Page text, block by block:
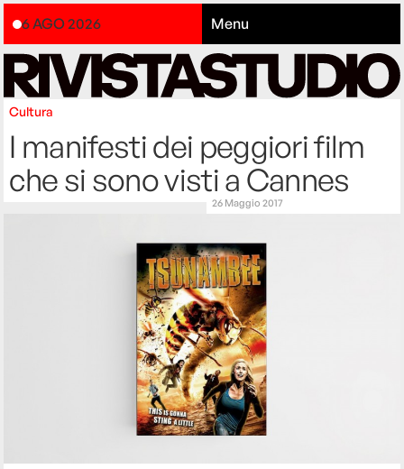
6 AGO 2026 Menu
Cultura
I manifesti dei peggiori film
che si sono visti a Cannes
26 Maggio 2017